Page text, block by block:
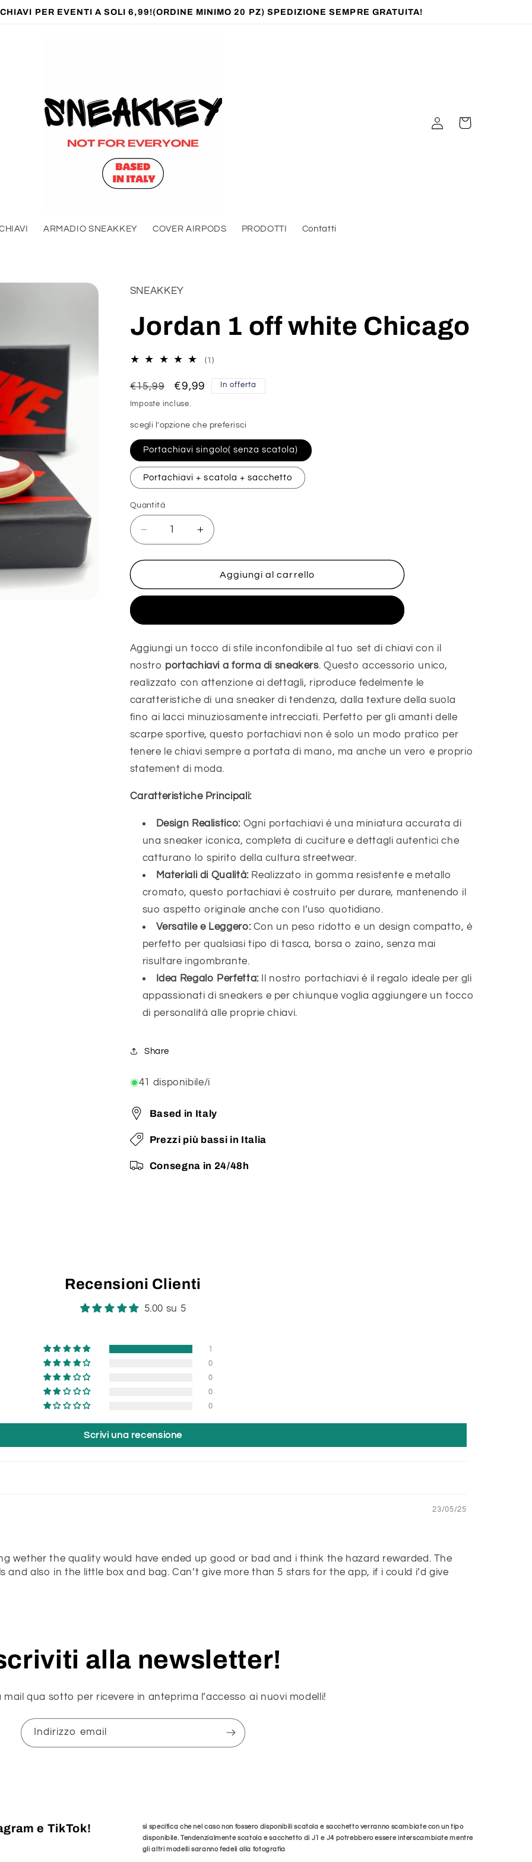
PER EVENTI A SOLI 6,99!(ORDINE MINIMO 20 PZ) SPEDIZIONE SEMPRE GRATUITA!
ARMADIO SNEAKKEY COVER AIRPODS PRODOTTI Contatti
Accedi Carrello
SNEAKKEY
Jordan 1 off white Chicago
(1)1
totali
Prezzo
di
€15,99
Prezzo
scontato
€9,99 In offerta
Imposte incluse.
scegli l'opzione che preferisci
Portachiavi singolo( senza scatola)
Portachiavi + scatola + sacchetto
Quantità
Diminuisci
quantità
per
1
Chicago
Aumenta
quantità
per
Jordan
1
Chicago
Aggiungi al carrello
Aggiungi un tocco di stile inconfondibile al tuo set di chiavi con il
nostro portachiavi a forma di sneakers. Questo accessorio unico,
realizzato con attenzione ai dettagli, riproduce fedelmente le
caratteristiche di una sneaker di tendenza, dalla texture della suola
fino ai lacci minuziosamente intrecciati. Perfetto per gli amanti delle
scarpe sportive, questo portachiavi non è solo un modo pratico per
tenere le chiavi sempre a portata di mano, ma anche un vero e proprio
statement di moda.
Caratteristiche Principali:
Design Realistico:Ogni portachiavi è una miniatura accurata di
una sneaker iconica, completa di cuciture e dettagli autentici che
catturano lo spirito della cultura streetwear.
Materiali di Qualità:Realizzato in gomma resistente e metallo
cromato, questo portachiavi è costruito per durare, mantenendo il
suo aspetto originale anche con l’uso quotidiano.
Versatile e Leggero:Con un peso ridotto e un design compatto, è
perfetto per qualsiasi tipo di tasca, borsa o zaino, senza mai
risultare ingombrante.
Idea Regalo Perfetta:Il nostro portachiavi è il regalo ideale per gli
appassionati di sneakers e per chiunque voglia aggiungere un tocco
di personalità alle proprie chiavi.
Share
41 disponibile/i
Based in Italy
Prezzi più bassi in Italia
Consegna in 24/48h
Recensioni Clienti
5.00 su 5
1
0
0
0
0
Scrivi una recensione
23/05/25
wether the quality would have ended up good or bad and i think the hazard rewarded. The
also in the little box and bag. Can’t give more than 5 stars for the app, if i could i’d give
alla newsletter!
mail qua sotto per ricevere in anteprima l’accesso ai nuovi modelli!
Indirizzo email
e TikTok!
si specifica che nel caso non fossero disponibili scatola e sacchetto verranno scambiate con un tipo
disponibile. Tendenzialmente scatola e sacchetto di J1 e J4 potrebbero essere interscambiate mentre
gli altri modelli saranno fedeli alla fotografia